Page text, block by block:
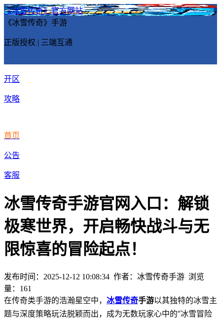
《冰雪传奇》官方网站
《冰雪传奇》手游
正版授权 | 三端互通
开区
攻略
首页
公告
客服
冰雪传奇手游官网入口：解锁
极寒世界，开启畅快战斗与无
限惊喜的冒险起点！
发布时间：2025-12-12 10:08:34 作者：冰雪传奇手游 浏览
量： 161
在传奇类手游的浩瀚星空中， 冰雪传奇手游以其独特的冰雪主
题与深度策略玩法脱颖而出，成为无数玩家心中的“冰雪冒险